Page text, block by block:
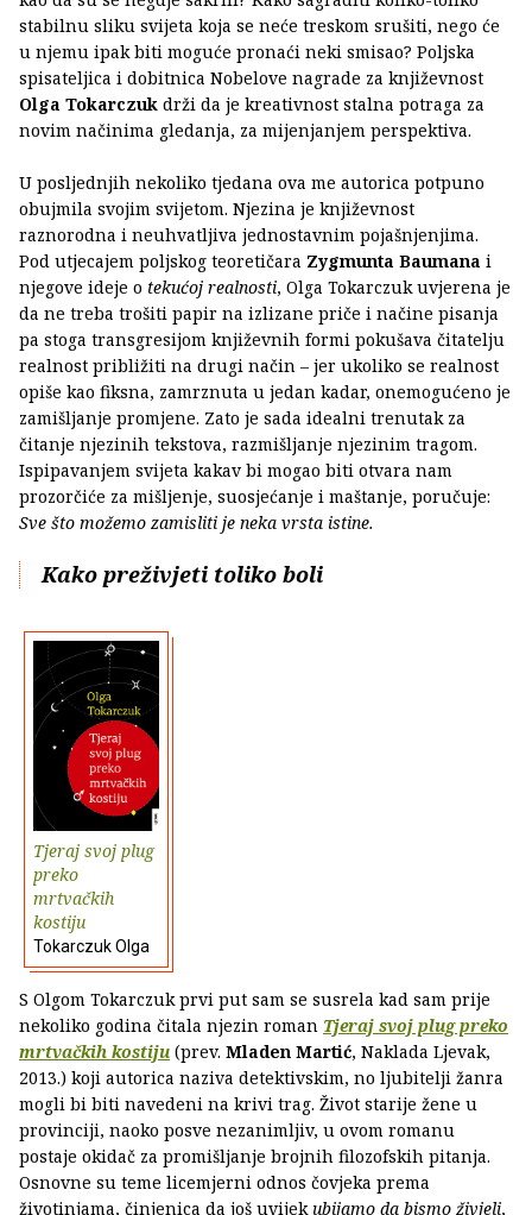
stabilnu sliku svijeta koja se neće treskom srušiti, nego će
u njemu ipak biti moguće pronaći neki smisao? Poljska
spisateljica i dobitnica Nobelove nagrade za književnost
Olga Tokarczuk drži da je kreativnost stalna potraga za
novim načinima gledanja, za mijenjanjem perspektiva.
U posljednjih nekoliko tjedana ova me autorica potpuno
obujmila svojim svijetom. Njezina je književnost
raznorodna i neuhvatljiva jednostavnim pojašnjenjima.
Pod utjecajem poljskog teoretičara Zygmunta Baumana i
njegove ideje o tekućoj realnosti, Olga Tokarczuk uvjerena je
da ne treba trošiti papir na izlizane priče i načine pisanja
pa stoga transgresijom književnih formi pokušava čitatelju
realnost približiti na drugi način – jer ukoliko se realnost
opiše kao fiksna, zamrznuta u jedan kadar, onemogućeno je
zamišljanje promjene. Zato je sada idealni trenutak za
čitanje njezinih tekstova, razmišljanje njezinim tragom.
Ispipavanjem svijeta kakav bi mogao biti otvara nam
prozorčiće za mišljenje, suosjećanje i maštanje, poručuje:
Sve što možemo zamisliti je neka vrsta istine.
Kako preživjeti toliko boli
Tjeraj svoj plug
preko
mrtvačkih
kostiju
Tokarczuk Olga
S Olgom Tokarczuk prvi put sam se susrela kad sam prije
nekoliko godina čitala njezin roman Tjeraj svoj plug preko
mrtvačkih kostiju (prev. Mladen Martić, Naklada Ljevak,
2013.) koji autorica naziva detektivskim, no ljubitelji žanra
mogli bi biti navedeni na krivi trag. Život starije žene u
provinciji, naoko posve nezanimljiv, u ovom romanu
postaje okidač za promišljanje brojnih filozofskih pitanja.
Osnovne su teme licemjerni odnos čovjeka prema
životinjama, činjenica da još uvijek ubijamo da bismo živjeli,